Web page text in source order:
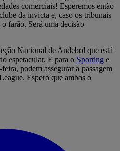
comerciais! Esperemos então
da invicta e, caso os tribunais
farão. Será uma decisão
Nacional de Andebol que está
espetacular. E para o Sporting e
podem assegurar a passagem
Espero que ambas o